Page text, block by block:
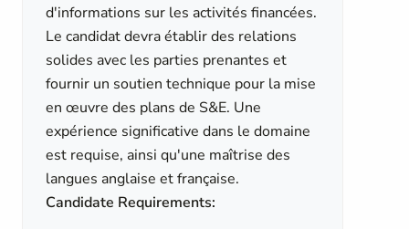
d'informations sur les activités financées.
Le candidat devra établir des relations
solides avec les parties prenantes et
fournir un soutien technique pour la mise
en œuvre des plans de S&E. Une
expérience significative dans le domaine
est requise, ainsi qu'une maîtrise des
langues anglaise et française.
Candidate Requirements: